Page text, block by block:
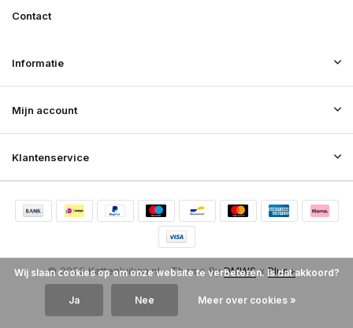
Klantenservice
Mijn account
Informatie
Contact
© 2026 Kattenluiken.nl - Theme ByDMWSx Plus+
Wij slaan cookies op om onze website te verbeteren. Is dat akkoord?
Ja Nee Meer over cookies »